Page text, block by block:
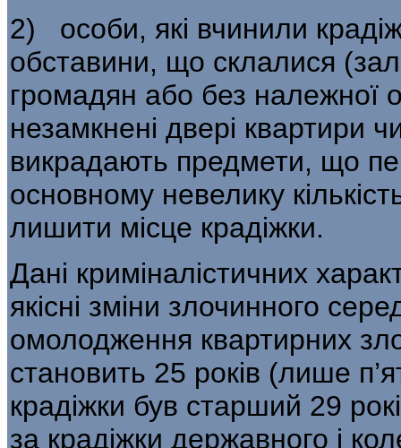
2) особи, які вчинили
обставини, що склалися
громадян або без на­лежної
незамкнені двері квартири
викрадають предмети, що
основному невелику
лишити місце крадіжки.
Дані криміналістичних
якіс­ні зміни злочинного
омолоджен­ня квартирних
становить 25 років (лише
крадіжки був старший 29
за крадіжки державного і